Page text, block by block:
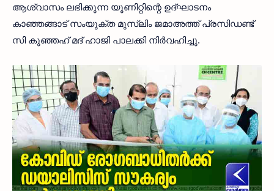
ആശ്വാസം ലഭിക്കുന്ന യൂണിറ്റിന്റെ ഉദ്ഘാടനം
കാഞ്ഞങ്ങാട് സംയുക്ത മുസ്‌ലിം ജമാഅത്ത് പ്രസിഡണ്ട്
സി കുഞ്ഞഹ് മദ് ഹാജി പാലക്കി നിർവഹിച്ചു.